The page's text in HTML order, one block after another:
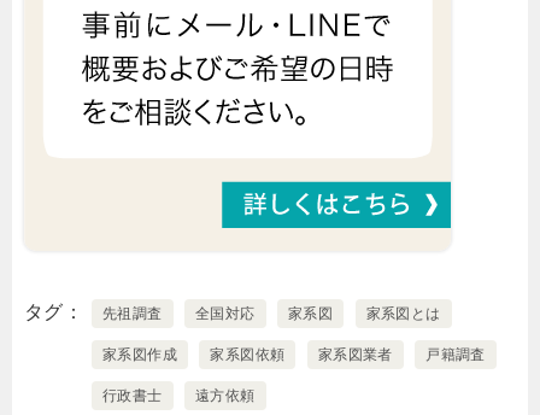
タグ 先祖調査 全国対応 家系図 家系図とは
家系図作成 家系図依頼 家系図業者 戸籍調査
行政書士 遠方依頼